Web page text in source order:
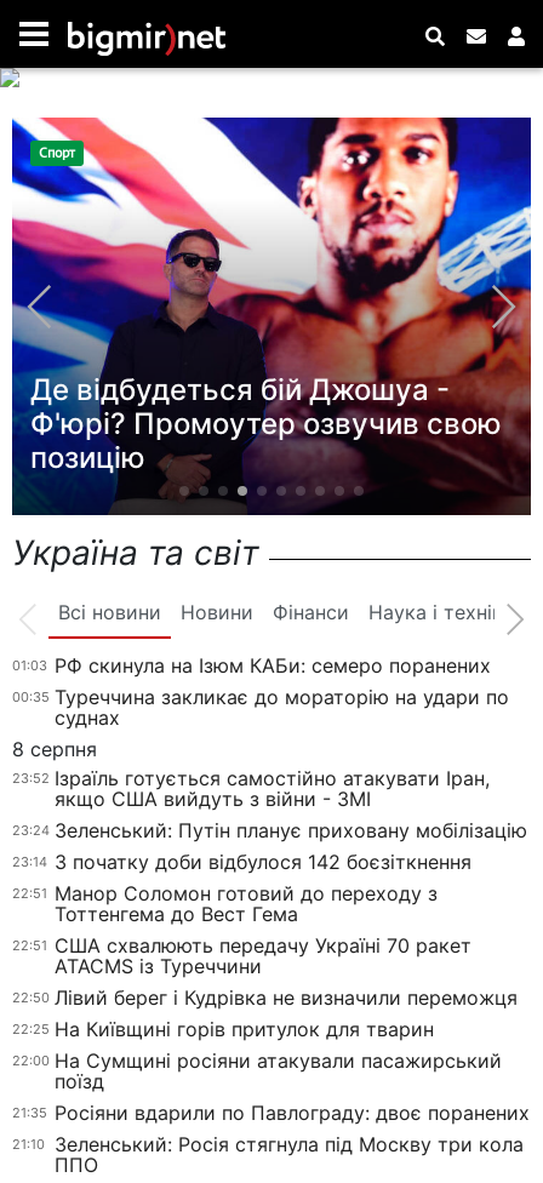
Новини
Українці висловилися щодо
тривалості війни - опитування
Україна та світ
Всі новини Новини Фінанси Наука і техніка
01:03 РФ скинула на Ізюм КАБи: семеро поранених
00:35 Туреччина закликає до мораторію на удари по
суднах
8 серпня
23:52 Ізраїль готується самостійно атакувати Іран,
якщо США вийдуть з війни - ЗМІ
23:24 Зеленський: Путін планує приховану мобілізацію
23:14 З початку доби відбулося 142 боєзіткнення
22:51 Манор Соломон готовий до переходу з
Тоттенгема до Вест Гема
22:51 США схвалюють передачу Україні 70 ракет
ATACMS із Туреччини
22:50 Лівий берег і Кудрівка не визначили переможця
22:25 На Київщині горів притулок для тварин
22:00 На Сумщині росіяни атакували пасажирський
поїзд
21:35 Росіяни вдарили по Павлограду: двоє поранених
21:10
Зеленський: Росія стягнула під Москву три кола
ППО